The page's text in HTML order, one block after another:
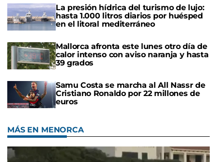
La presión hídrica del turismo de lujo:
hasta 1.000 litros diarios por huésped
en el litoral mediterráneo
Mallorca afronta este lunes otro día de
calor intenso con aviso naranja y hasta
39 grados
Samu Costa se marcha al All Nassr de
Cristiano Ronaldo por 22 millones de
euros
MÁS EN MENORCA